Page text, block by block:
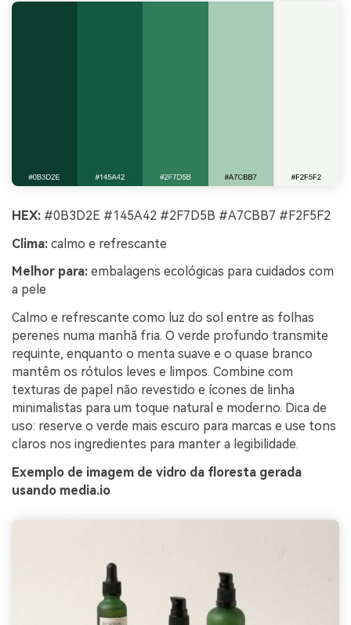
HEX: #0B3D2E #145A42 #2F7D5B #A7CBB7 #F2F5F2
Clima: calmo e refrescante
Melhor para: embalagens ecológicas para cuidados com
a pele
Calmo e refrescante como luz do sol entre as folhas
perenes numa manhã fria. O verde profundo transmite
requinte, enquanto o menta suave e o quase branco
mantêm os rótulos leves e limpos. Combine com
texturas de papel não revestido e ícones de linha
minimalistas para um toque natural e moderno. Dica de
uso: reserve o verde mais escuro para marcas e use tons
claros nos ingredientes para manter a legibilidade.
Exemplo de imagem de vidro da floresta gerada
usando media.io